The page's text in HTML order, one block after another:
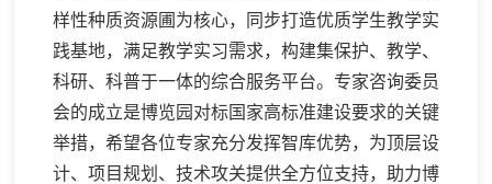
样性种质资源圃为核心，同步打造优质学生教学实
践基地，满足教学实习需求，构建集保护、教学、
科研、科普于一体的综合服务平台。专家咨询委员
会的成立是博览园对标国家高标准建设要求的关键
举措，希望各位专家充分发挥智库优势，为顶层设
计、项目规划、技术攻关提供全方位支持，助力博